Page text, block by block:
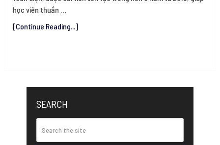
học viên thuần …
[Continue Reading...]
SEARCH